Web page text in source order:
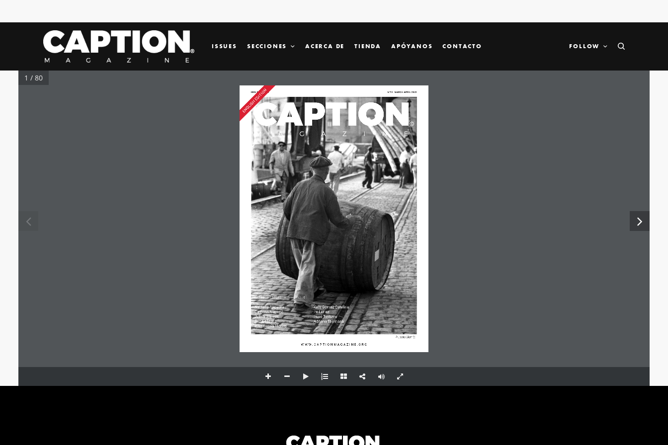
ISSUES SECCIONES ACERCA DE TIENDA APÓYANOS CONTACTO FOLLOW
Nathalia Angarita
Carolina Aravena
Joana Biarnés
Paz Errázuriz
Pilar García Merino
Katy Gómez Catalina
Ire Lenes
Irupé Tentorio
Adriana Thomasa
© Joana Biarnés
ISSN 0716-0879 Nº14   MARCH-APRIL 2022
W W W . C A P T I O N M A G A Z I N E . O R G
ENGLISH EDITION
P H O T O G R A P H E R S   I N   T H I S   I S S U E
1 / 80